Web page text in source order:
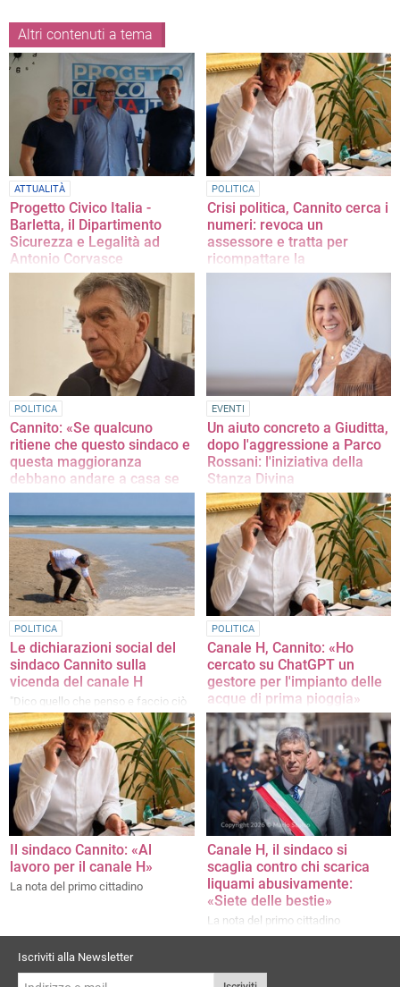
Altri contenuti a tema
ATTUALITÀ
Progetto Civico Italia -
Barletta, il Dipartimento
Sicurezza e Legalità ad
Antonio Corvasce
Passaggio chiave per le strategie
sulla tutela della comunità, la
sicurezza e il contrasto alla
criminalità locale
POLITICA
Crisi politica, Cannito cerca i
numeri: revoca un
assessore e tratta per
ricompattare la
maggioranza
Oggi si torna in aula, c'è de
approvare la salvaguardia degli
POLITICA
Cannito: «Se qualcuno
ritiene che questo sindaco e
questa maggioranza
debbano andare a casa se
ne assuma la
responsabilità»
Ledichiarazioni a caldo del sindaco
Cosimo Cannito sulla crisi della sua
maggioranza
EVENTI
Un aiuto concreto a Giuditta,
dopo l'aggressione a Parco
Rossani: l'iniziativa della
Stanza Divina
La nota della presidente regionale
della Stanza Divina, Agata Oliva
POLITICA
Le dichiarazioni social del
sindaco Cannito sulla
vicenda del canale H
"Dico quello che penso e faccio ciò
che ritengo più opportuno per la mia
città"
POLITICA
Canale H, Cannito: «Ho
cercato su ChatGPT un
gestore per l'impianto delle
acque di prima pioggia»
Le parole del primo cittadino in
consiglio comunale
Il sindaco Cannito: «Al
lavoro per il canale H»
La nota del primo cittadino
Canale H, il sindaco si
scaglia contro chi scarica
liquami abusivamente:
«Siete delle bestie»
La nota del primo cittadino
Iscriviti alla Newsletter